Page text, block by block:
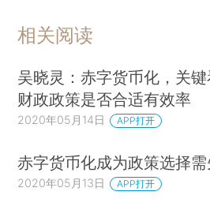
相关阅读
吴晓灵：赤字货币化，关
财政政策是否合适有效率
2020年05月14日 APP打开
赤字货币化成为政策选择
2020年05月13日 APP打开